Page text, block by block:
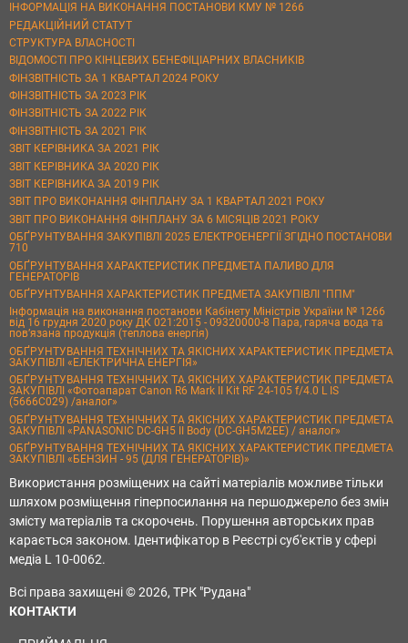
ІНФОРМАЦІЯ НА ВИКОНАННЯ ПОСТАНОВИ КМУ № 1266
РЕДАКЦІЙНИЙ СТАТУТ
СТРУКТУРА ВЛАСНОСТІ
ВІДОМОСТІ ПРО КІНЦЕВИХ БЕНЕФІЦІАРНИХ ВЛАСНИКІВ
ФІНЗВІТНІСТЬ ЗА 1 КВАРТАЛ 2024 РОКУ
ФІНЗВІТНІСТЬ ЗА 2023 РІК
ФІНЗВІТНІСТЬ ЗА 2022 РІК
ФІНЗВІТНІСТЬ ЗА 2021 РІК
ЗВІТ КЕРІВНИКА ЗА 2021 РІК
ЗВІТ КЕРІВНИКА ЗА 2020 РІК
ЗВІТ КЕРІВНИКА ЗА 2019 РІК
ЗВІТ ПРО ВИКОНАННЯ ФІНПЛАНУ ЗА 1 КВАРТАЛ 2021 РОКУ
ЗВІТ ПРО ВИКОНАННЯ ФІНПЛАНУ ЗА 6 МІСЯЦІВ 2021 РОКУ
ОБҐРУНТУВАННЯ ЗАКУПІВЛІ 2025 ЕЛЕКТРОЕНЕРГІЇ ЗГІДНО ПОСТАНОВИ
710
ОБҐРУНТУВАННЯ ХАРАКТЕРИСТИК ПРЕДМЕТА ПАЛИВО ДЛЯ
ГЕНЕРАТОРІВ
ОБҐРУНТУВАННЯ ХАРАКТЕРИСТИК ПРЕДМЕТА ЗАКУПІВЛІ "ППМ"
Інформація на виконання постанови Кабінету Міністрів України № 1266
від 16 грудня 2020 року ДК 021:2015 - 09320000-8 Пара, гаряча вода та
пов’язана продукція (теплова енергія)
ОБҐРУНТУВАННЯ ТЕХНІЧНИХ ТА ЯКІСНИХ ХАРАКТЕРИСТИК ПРЕДМЕТА
ЗАКУПІВЛІ «ЕЛЕКТРИЧНА ЕНЕРГІЯ»
ОБҐРУНТУВАННЯ ТЕХНІЧНИХ ТА ЯКІСНИХ ХАРАКТЕРИСТИК ПРЕДМЕТА
ЗАКУПІВЛІ «Фотоапарат Canon R6 Mark II Kit RF 24-105 f/4.0 L IS
(5666C029) /аналог»
ОБҐРУНТУВАННЯ ТЕХНІЧНИХ ТА ЯКІСНИХ ХАРАКТЕРИСТИК ПРЕДМЕТА
ЗАКУПІВЛІ «PANASONIC DC-GH5 II Body (DC-GH5M2EE) / аналог»
ОБҐРУНТУВАННЯ ТЕХНІЧНИХ ТА ЯКІСНИХ ХАРАКТЕРИСТИК ПРЕДМЕТА
ЗАКУПІВЛІ «БЕНЗИН - 95 (ДЛЯ ГЕНЕРАТОРІВ)»
Використання розміщених на сайті матеріалів можливе тільки
шляхом розміщення гіперпосилання на першоджерело без змін
змісту матеріалів та скорочень. Порушення авторських прав
карається законом. Ідентифікатор в Реєстрі суб'єктів у сфері
медіа L 10-0062.
Всі права захищені © 2026, ТРК "Рудана"
КОНТАКТИ